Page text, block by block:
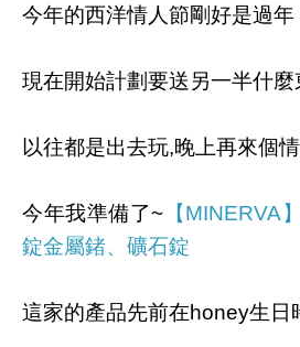
今年的西洋情人節剛好是過年
現在開始計劃要送另一半什麼
以往都是出去玩,晚上再來個
今年我準備了~ 【MINERVA
錠金屬鍺、礦石錠
這家的產品先前在honey生日